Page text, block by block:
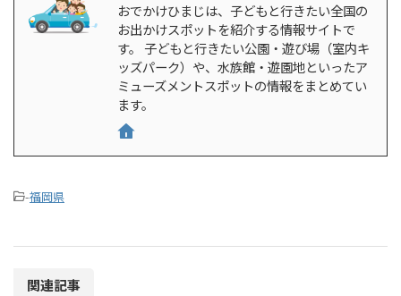
おでかけひまじは、子どもと行きたい全国の
お出かけスポットを紹介する情報サイトで
す。 子どもと行きたい公園・遊び場（室内キ
ッズパーク）や、水族館・遊園地といったア
ミューズメントスポットの情報をまとめてい
ます。
-福岡県
関連記事